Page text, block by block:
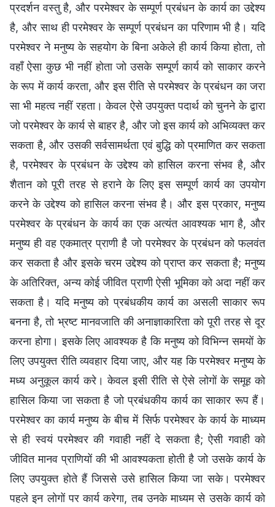
प्रदर्शन वस्तु है, और परमेश्वर के सम्पूर्ण प्रबंधन के कार्य का उद्देश्य
है, और साथ ही परमेश्वर के सम्पूर्ण प्रबंधन का परिणाम भी है। यदि
परमेश्वर ने मनुष्य के सहयोग के बिना अकेले ही कार्य किया होता, तो
वहाँ ऐसा कुछ भी नहीं होता जो उसके सम्पूर्ण कार्य को साकार करने
के रूप में कार्य करता, और इस रीति से परमेश्वर के प्रबंधन का जरा
सा भी महत्व नहीं रहता। केवल ऐसे उपयुक्त पदार्थ को चुनने के द्वारा
जो परमेश्वर के कार्य से बाहर है, और जो इस कार्य को अभिव्यक्त कर
सकता है, और उसकी सर्वसामर्थता एवं बुद्धि को प्रमाणित कर सकता
है, परमेश्वर के प्रबंधन के उद्देश्य को हासिल करना संभव है, और
शैतान को पूरी तरह से हराने के लिए इस सम्पूर्ण कार्य का उपयोग
करने के उद्देश्य को हासिल करना संभव है। और इस प्रकार, मनुष्य
परमेश्वर के प्रबंधन के कार्य का एक अत्यंत आवश्यक भाग है, और
मनुष्य ही वह एकमात्र प्राणी है जो परमेश्वर के प्रबंधन को फलवंत
कर सकता है और इसके चरम उद्देश्य को प्राप्त कर सकता है; मनुष्य
के अतिरिक्त, अन्य कोई जीवित प्राणी ऐसी भूमिका को अदा नहीं कर
सकता है। यदि मनुष्य को प्रबंधकीय कार्य का असली साकार रूप
बनना है, तो भ्रष्ट मानवजाति की अनाज्ञाकारिता को पूरी तरह से दूर
करना होगा। इसके लिए आवश्यक है कि मनुष्य को विभिन्न समयों के
लिए उपयुक्त रीति व्यवहार दिया जाए, और यह कि परमेश्वर मनुष्य के
मध्य अनुकूल कार्य करे। केवल इसी रीति से ऐसे लोगों के समूह को
हासिल किया जा सकता है जो प्रबंधकीय कार्य का साकार रूप हैं।
परमेश्वर का कार्य मनुष्य के बीच में सिर्फ परमेश्वर के कार्य के माध्यम
से ही स्वयं परमेश्वर की गवाही नहीं दे सकता है; ऐसी गवाही को
जीवित मानव प्राणियों की भी आवश्यकता होती है जो उसके कार्य के
लिए उपयुक्त होते हैं जिससे उसे हासिल किया जा सके। परमेश्वर
पहले इन लोगों पर कार्य करेगा, तब उनके माध्यम से उसके कार्य को